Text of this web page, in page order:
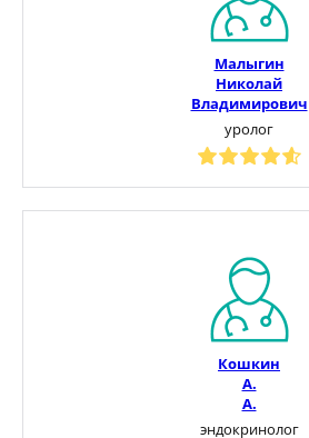
Малыгин
Николай
Владимирович
уролог
Кошкин
А.
А.
эндокринолог